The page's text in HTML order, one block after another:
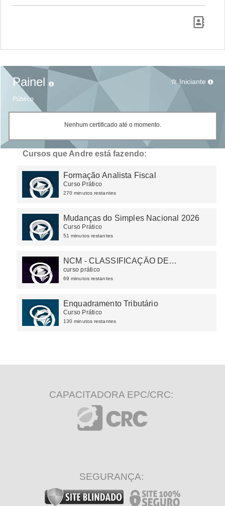
Painel
Público
star_border Iniciante
Nenhum certificado até o momento.
Cursos que Andre está fazendo:
Formação Analista Fiscal
Curso Prático
270 minutos restantes
Mudanças do Simples Nacional 2026
Curso Prático
51 minutos restantes
NCM - CLASSIFICAÇÃO DE
MERCADORIAS
curso prático
69 minutos restantes
Enquadramento Tributário
Curso Prático
130 minutos restantes
CAPACITADORA EPC/CRC:
SEGURANÇA: